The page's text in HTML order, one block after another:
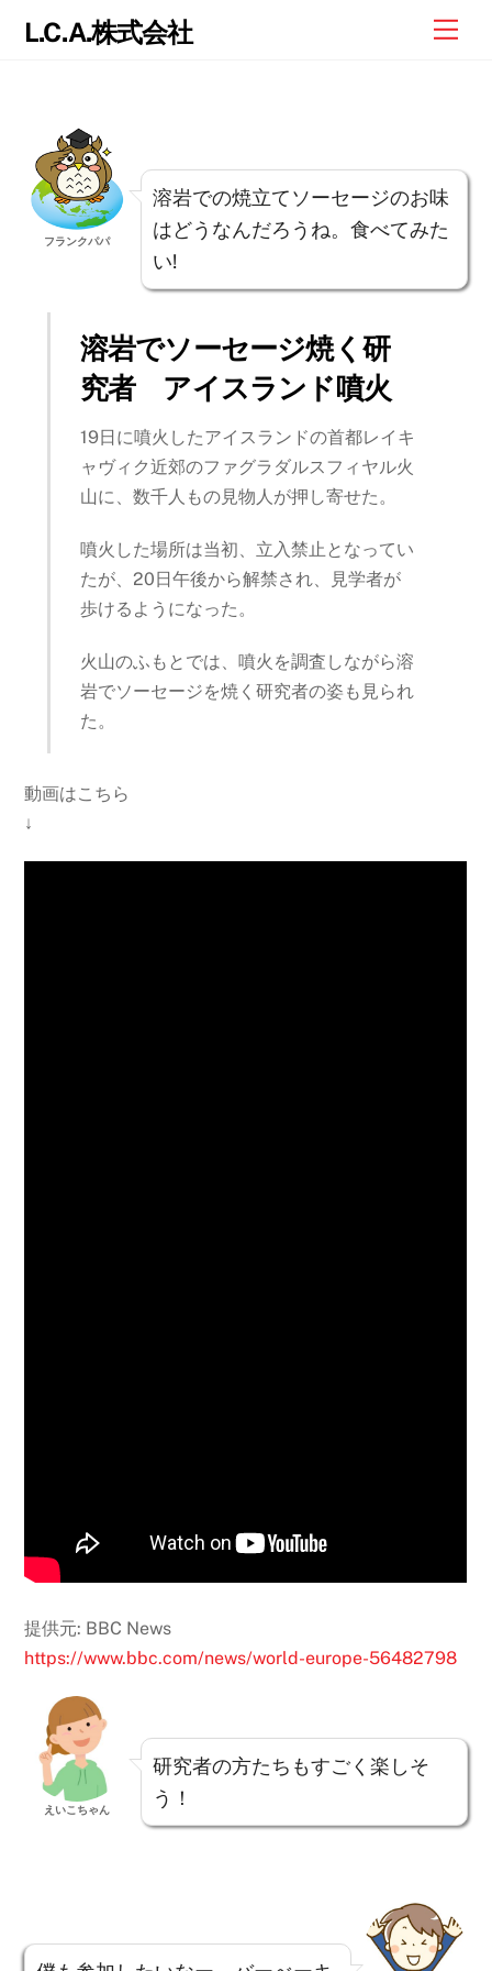
L.C.A.株式会社
フランクパパ
溶岩での焼立てソーセージのお味
はどうなんだろうね。食べてみた
い!
溶岩でソーセージ焼く研
究者 アイスランド噴火
19日に噴火したアイスランドの首都レイキ
ャヴィク近郊のファグラダルスフィヤル火
山に、数千人もの見物人が押し寄せた。
噴火した場所は当初、立入禁止となってい
たが、20日午後から解禁され、見学者が
歩けるようになった。
火山のふもとでは、噴火を調査しながら溶
岩でソーセージを焼く研究者の姿も見られ
た。
動画はこちら
↓
提供元: BBC News
https://www.bbc.com/news/world-europe-56482798
えいこちゃん
研究者の方たちもすごく楽しそ
う！